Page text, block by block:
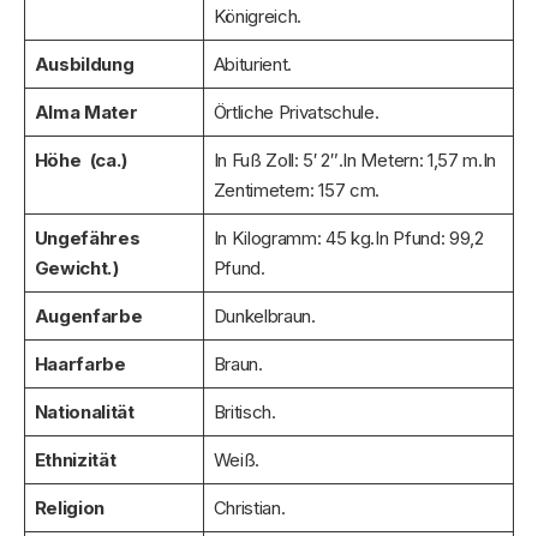
Königreich.
Ausbildung Abiturient.
Alma Mater Örtliche Privatschule.
Höhe (ca.)
In Fuß Zoll: 5′ 2″.In Metern: 1,57 m.In
Zentimetern: 157 cm.
Ungefähres
Gewicht.)
In Kilogramm: 45 kg.In Pfund: 99,2
Pfund.
Augenfarbe Dunkelbraun.
Haarfarbe Braun.
Nationalität Britisch.
Ethnizität Weiß.
Religion Christian.